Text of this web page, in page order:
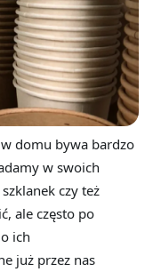
domu bywa bardzo
w swoich
czy też
ale często po
ich
już przez nas